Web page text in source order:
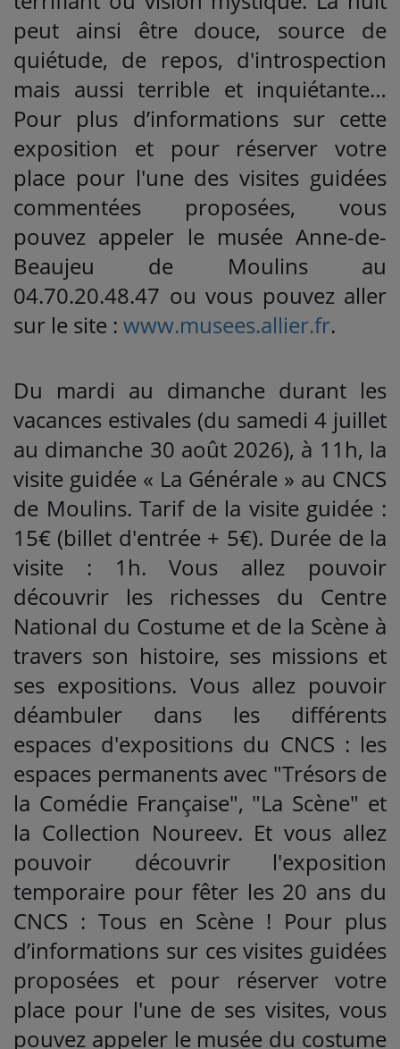
peut ainsi être douce, source de
quiétude, de repos, d'introspection
mais aussi terrible et inquiétante…
Pour plus d’informations sur cette
exposition et pour réserver votre
place pour l'une des visites guidées
commentées proposées, vous
pouvez appeler le musée Anne-de-
Beaujeu de Moulins au
04.70.20.48.47 ou vous pouvez aller
sur le site : www.musees.allier.fr.
Du mardi au dimanche durant les
vacances estivales (du samedi 4 juillet
au dimanche 30 août 2026), à 11h, la
visite guidée « La Générale » au CNCS
de Moulins. Tarif de la visite guidée :
15€ (billet d'entrée + 5€). Durée de la
visite : 1h. Vous allez pouvoir
découvrir les richesses du Centre
National du Costume et de la Scène à
travers son histoire, ses missions et
ses expositions. Vous allez pouvoir
déambuler dans les différents
espaces d'expositions du CNCS : les
espaces permanents avec "Trésors de
la Comédie Française", "La Scène" et
la Collection Noureev. Et vous allez
pouvoir découvrir l'exposition
temporaire pour fêter les 20 ans du
CNCS : Tous en Scène ! Pour plus
d’informations sur ces visites guidées
proposées et pour réserver votre
place pour l'une de ses visites, vous
pouvez appeler le musée du costume